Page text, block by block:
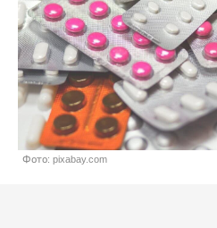
Фото: pixabay.com